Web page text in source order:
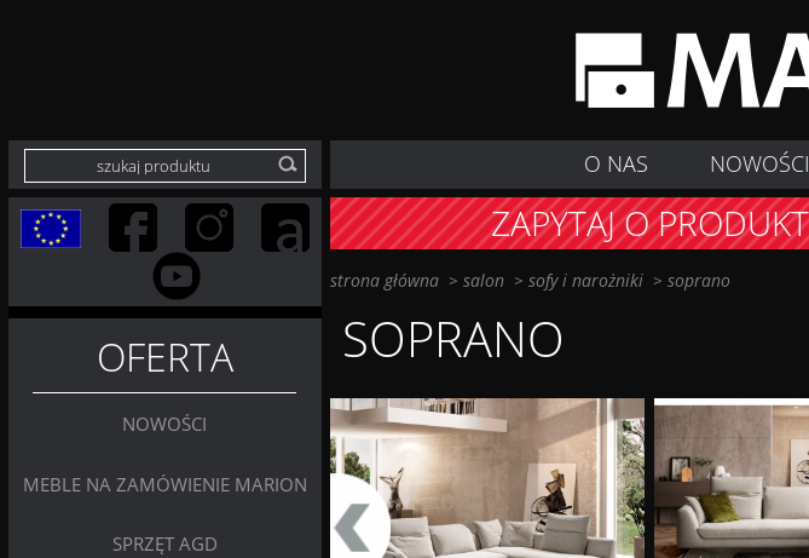
O NAS NOWOŚCI
OFERTA
NOWOŚCI
MEBLE NA ZAMÓWIENIE MARION
SPRZĘT AGD
ZAPYTAJ O PRODUKT
strona główna> salon> sofy i narożniki> soprano
SOPRANO